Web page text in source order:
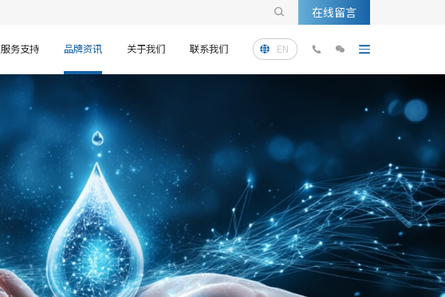
 在线留言
服务支持 品牌资讯 关于我们 联系我们  EN  